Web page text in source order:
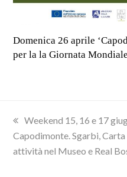
Domenica 26 aprile
per la la Giornata
previous
post:
Weekend 15, 16 e 17
Capodimonte. Sgarbi, Carta
attività nel Museo e Real